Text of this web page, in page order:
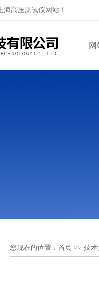
高压测试仪网站！
网
您现在的位置： 首页 >> 技术